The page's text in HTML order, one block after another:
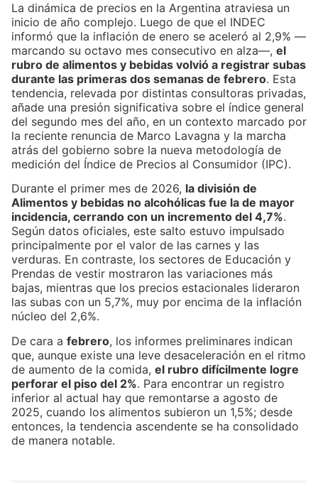
La dinámica de precios en la Argentina atraviesa un
inicio de año complejo. Luego de que el INDEC
informó que la inflación de enero se aceleró al 2,9% —
marcando su octavo mes consecutivo en alza—, el
rubro de alimentos y bebidas volvió a registrar subas
durante las primeras dos semanas de febrero. Esta
tendencia, relevada por distintas consultoras privadas,
añade una presión significativa sobre el índice general
del segundo mes del año, en un contexto marcado por
la reciente renuncia de Marco Lavagna y la marcha
atrás del gobierno sobre la nueva metodología de
medición del Índice de Precios al Consumidor (IPC).
Durante el primer mes de 2026, la división de
Alimentos y bebidas no alcohólicas fue la de mayor
incidencia, cerrando con un incremento del 4,7%.
Según datos oficiales, este salto estuvo impulsado
principalmente por el valor de las carnes y las
verduras. En contraste, los sectores de Educación y
Prendas de vestir mostraron las variaciones más
bajas, mientras que los precios estacionales lideraron
las subas con un 5,7%, muy por encima de la inflación
núcleo del 2,6%.
De cara a febrero, los informes preliminares indican
que, aunque existe una leve desaceleración en el ritmo
de aumento de la comida, el rubro difícilmente logre
perforar el piso del 2%. Para encontrar un registro
inferior al actual hay que remontarse a agosto de
2025, cuando los alimentos subieron un 1,5%; desde
entonces, la tendencia ascendente se ha consolidado
de manera notable.